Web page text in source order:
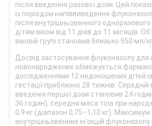
після введення разової дози. Цей
із періодом напіввиведення
після внутрішньовенного
дітям віком від 11 днів до 11 місяців.
віковій групі становив близько 950 мл/
Досвід застосування флуконазолу для
новонароджених обмежується
дослідженнями 12 недоношених дітей
гестації приблизно 28 тижнів. Середній
введенні першої дози становив 24
36 годин), середня маса тіла при
0,9 кг (діапазон 0,75–1,10 кг). Максимум
внутрішньовенних ін’єкцій флуконазолу